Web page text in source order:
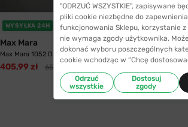
WYSYŁKA 24H
Max Mara
Max Mara 1052 D5N 52
405,99 zł 658,99 zł
"ODRZUĆ WSZYSTKIE", zapisywane
pliki cookie niezbędne do zapewnienia
funkcjonowania Sklepu, korzystanie
nie wymaga zgody użytkownika.
dokonać wyboru poszczególnych
cookie wchodząc w “Chcę
Odrzuć
wszystkie
Dostosuj
zgody